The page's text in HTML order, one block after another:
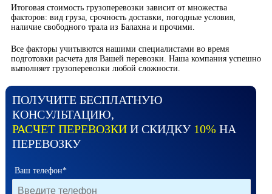
Итоговая стоимость грузоперевозки зависит от множества
факторов: вид груза, срочность доставки, погодные условия,
наличие свободного трала из Балахна и прочими.
Все факторы учитывются нашими специалистами во время
подготовки расчета для Вашей перевозки. Наша компания успешно
выполняет грузоперевозки любой сложности.
ПОЛУЧИТЕ БЕСПЛАТНУЮ
КОНСУЛЬТАЦИЮ,
РАСЧЕТ ПЕРЕВОЗКИИ СКИДКУ 10% НА
ПЕРЕВОЗКУ
Ваш телефон*